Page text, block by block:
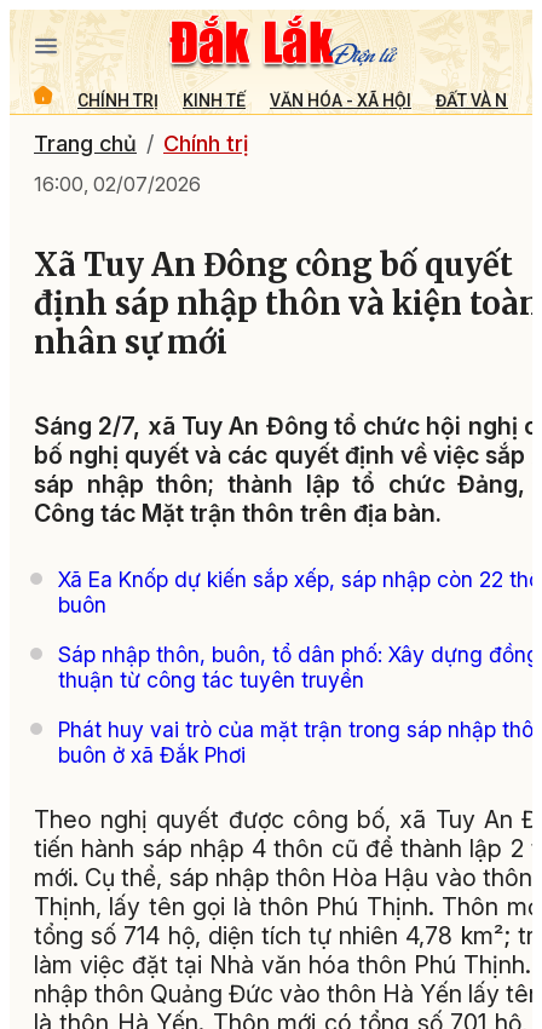
CHÍNH TRỊ KINH TẾ VĂN HÓA - XÃ HỘI ĐẤT VÀ
Trang chủ Chính trị
16:00, 02/07/2026
Xã Tuy An Đông công bố quyết
định sáp nhập thôn và kiện toàn
nhân sự mới
Sáng 2/7, xã Tuy An Đông tổ chức hội nghị
bố nghị quyết và các quyết định về việc sắp
sáp nhập thôn; thành lập tổ chức Đảng,
Công tác Mặt trận thôn trên địa bàn.
Xã Ea Knốp dự kiến sắp xếp, sáp nhập còn 22
buôn
Sáp nhập thôn, buôn, tổ dân phố: Xây dựng đồng
thuận từ công tác tuyên truyền
Phát huy vai trò của mặt trận trong sáp nhập
buôn ở xã Đắk Phơi
Theo nghị quyết được công bố, xã Tuy An
tiến hành sáp nhập 4 thôn cũ để thành lập 2
mới. Cụ thể, sáp nhập thôn Hòa Hậu vào thôn
Thịnh, lấy tên gọi là thôn Phú Thịnh. Thôn
tổng số 714 hộ, diện tích tự nhiên 4,78 km²;
làm việc đặt tại Nhà văn hóa thôn Phú Thịnh.
nhập thôn Quảng Đức vào thôn Hà Yến lấy